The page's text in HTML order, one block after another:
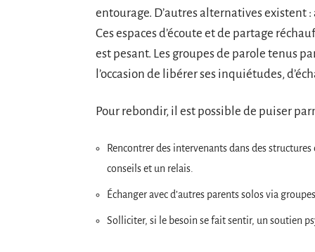
entourage. D’autres alternatives existent
Ces espaces d’écoute et de partage
est pesant. Les groupes de parole tenus
l’occasion de libérer ses inquiétudes,
Pour rebondir, il est possible de puiser
Rencontrer des intervenants dans des
conseils et un relais.
Échanger avec d’autres parents solos via
Solliciter, si le besoin se fait sentir, un soutien